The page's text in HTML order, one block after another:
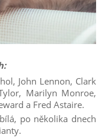
John Lennon, Clark
Marilyn Monroe,
a Fred Astaire.
po několika dnech